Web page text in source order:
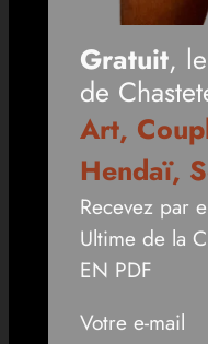
Gratuit,
de
Art,
Hendaï,
Recevez par
Ultime de la
EN PDF
Votre e-mail